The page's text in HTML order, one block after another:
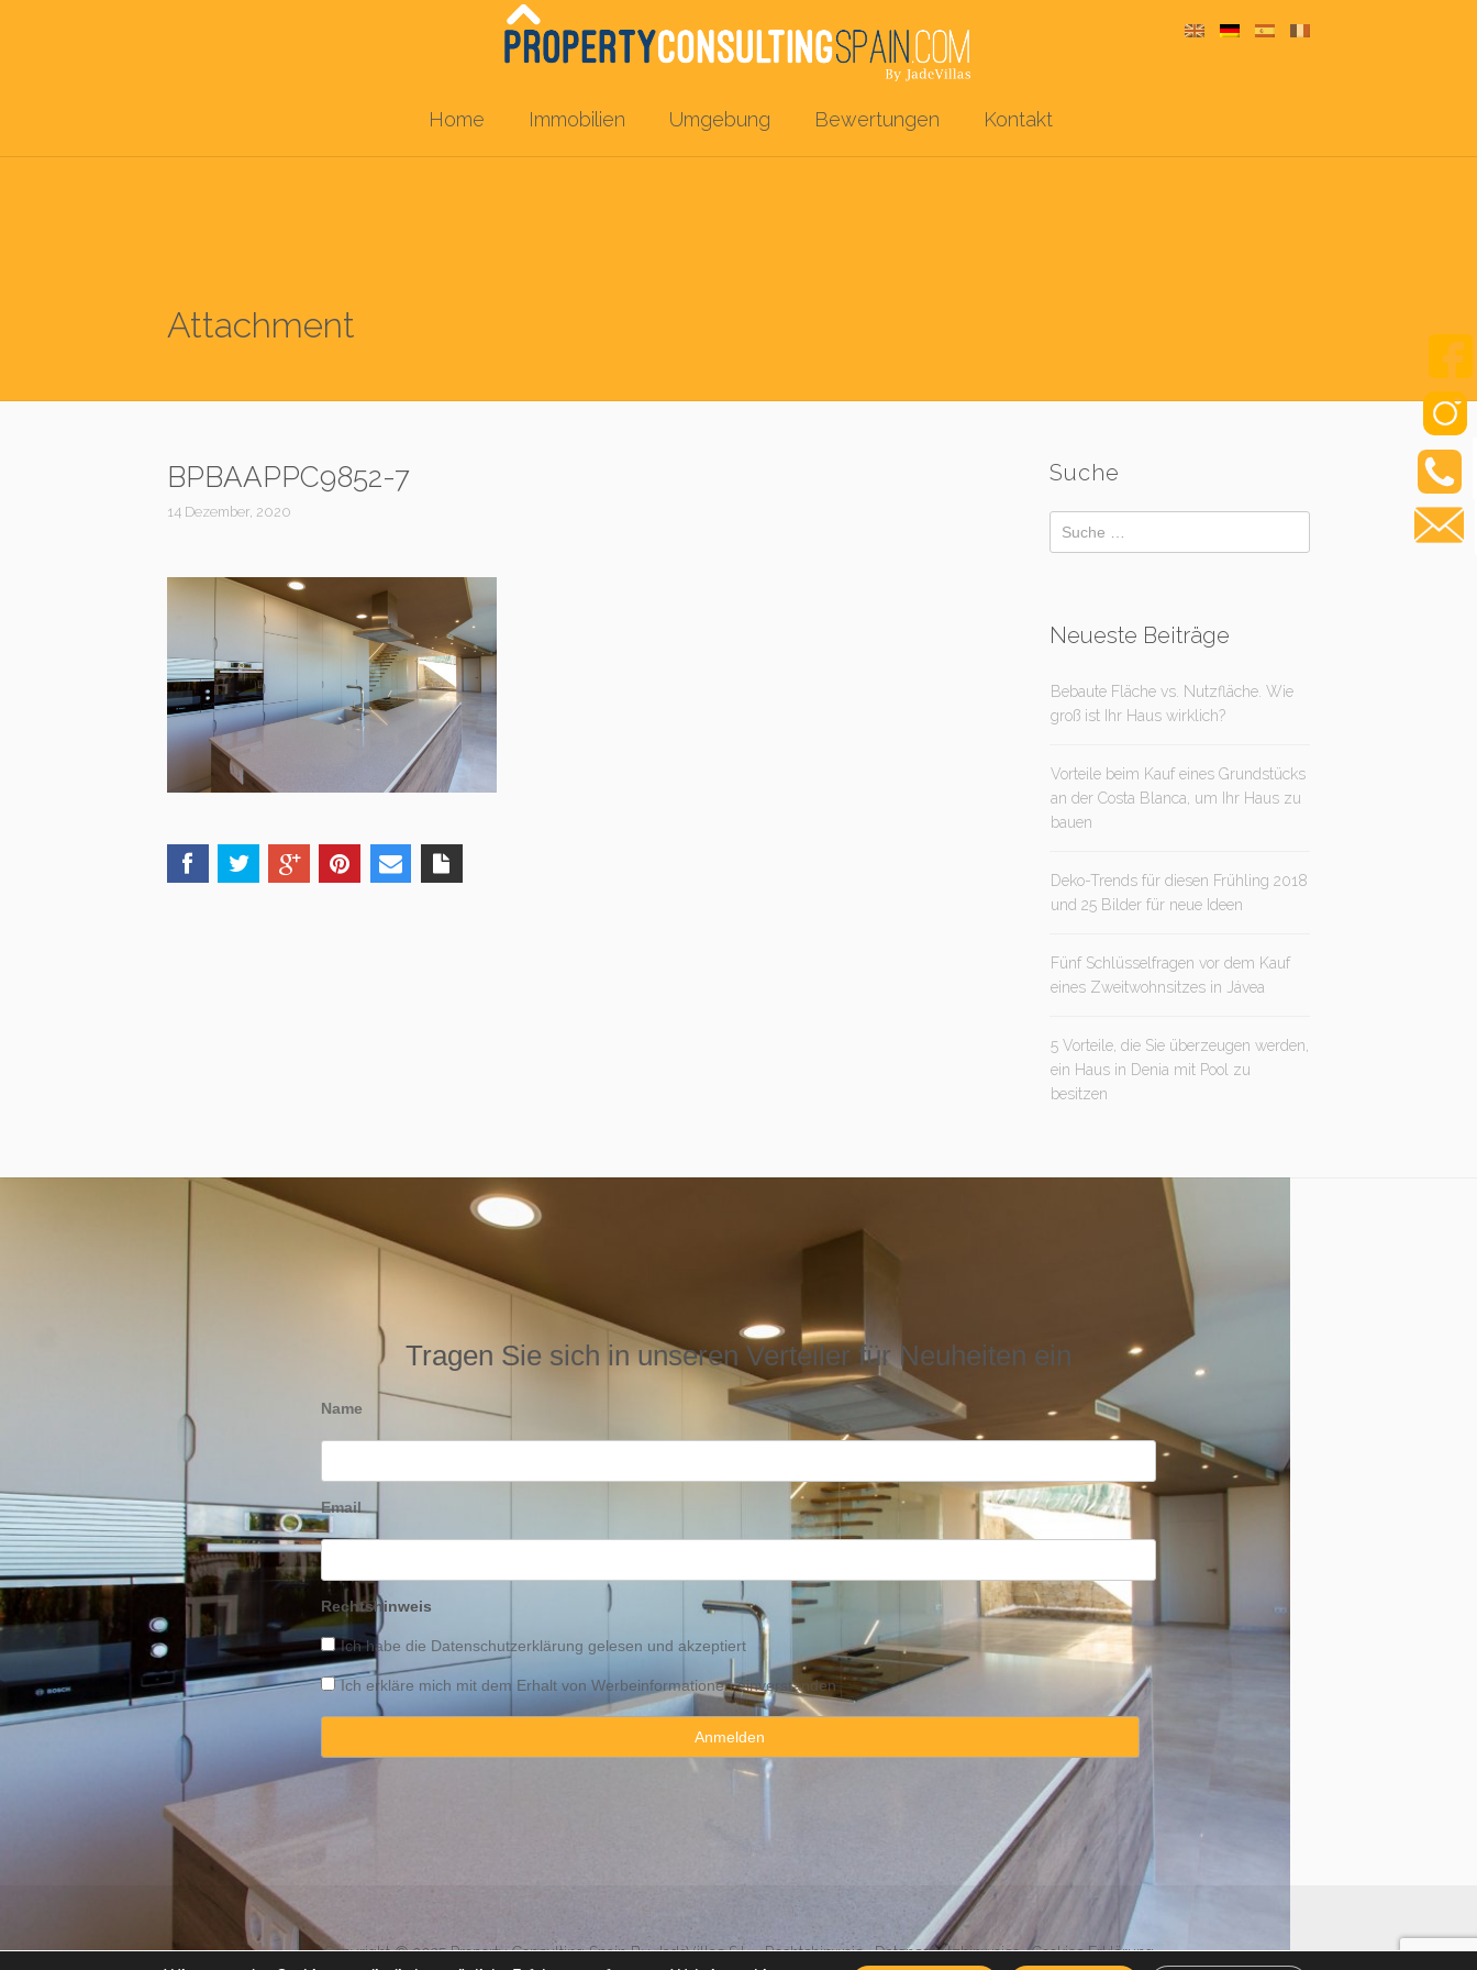
Home Immobilien Umgebung Bewertungen Kontakt
Attachment
BPBAAPPC9852-7
14 Dezember, 2020
Suche
Neueste Beiträge
Bebaute Fläche vs. Nutzfläche. Wie
groß ist Ihr Haus wirklich?
Vorteile beim Kauf eines Grundstücks
an der Costa Blanca, um Ihr Haus zu
bauen
Deko-Trends für diesen Frühling 2018
und 25 Bilder für neue Ideen
Fünf Schlüsselfragen vor dem Kauf
eines Zweitwohnsitzes in Jávea
5 Vorteile, die Sie überzeugen werden,
ein Haus in Denia mit Pool zu
besitzen
Tragen Sie sich in unseren Verteiler für Neuheiten ein
Name
Email
Rechtshinweis
Ich habe die Datenschutzerklärung gelesen und akzeptiert
Ich erkläre mich mit dem Erhalt von Werbeinformationen einverstanden
Copyright © 2025 Property Consulting Spain By JadeVillas S.L. ·Rechtshinweis·Datenschutzhinweise·Cookies Erklärung